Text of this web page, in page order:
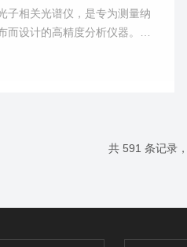
子相关光谱仪，是专为测量纳
而设计的高精度分析仪器。其
聚合物、乳液及纳米悬浮液等
的强度随时间发生随机涨落。
共 591 条记录